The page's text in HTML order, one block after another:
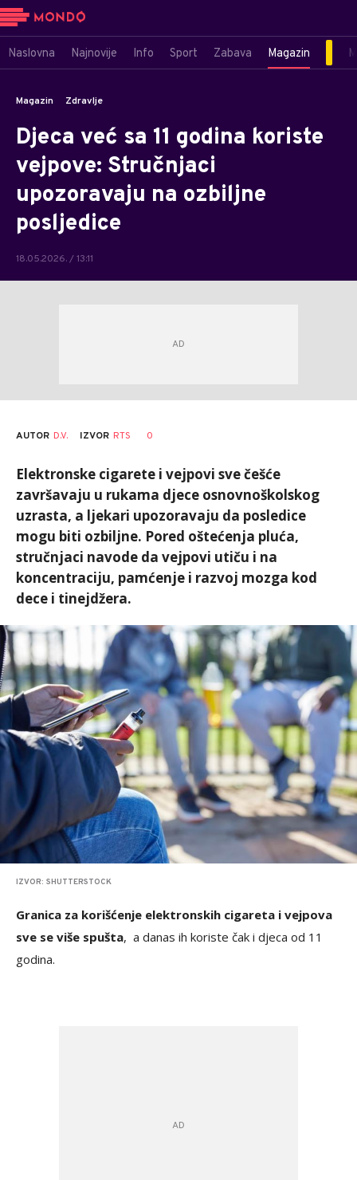
Naslovna Najnovije Info Sport Zabava Magazin
Magazin Zdravlje
Djeca već sa 11 godina koriste
vejpove: Stručnjaci
upozoravaju na ozbiljne
posljedice
18.05.2026. / 13:11
AUTOR D.V. IZVOR RTS 0
Elektronske cigarete i vejpovi sve češće
završavaju u rukama djece osnovnoškolskog
uzrasta, a ljekari upozoravaju da posledice
mogu biti ozbiljne. Pored oštećenja pluća,
stručnjaci navode da vejpovi utiču i na
koncentraciju, pamćenje i razvoj mozga kod
dece i tinejdžera.
IZVOR: SHUTTERSTOCK
Granica za korišćenje elektronskih cigareta i vejpova
sve se više spušta, a danas ih koriste čak i djeca od 11
godina.